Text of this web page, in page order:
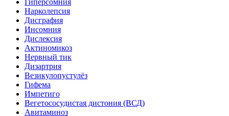
Гиперсомния
Нарколепсия
Дисграфия
Инсомния
Дислексия
Актиномикоз
Нервный тик
Дизартрия
Везикулопустулёз
Гифема
Импетиго
Вегетососудистая дистония (ВСД)
Авитаминоз